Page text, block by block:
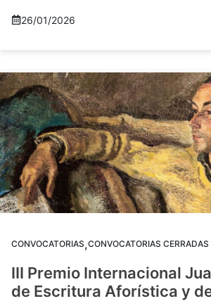
26/01/2026
CONVOCATORIAS,CONVOCATORIAS CERRADAS
III Premio Internacional
de Escritura Aforística y